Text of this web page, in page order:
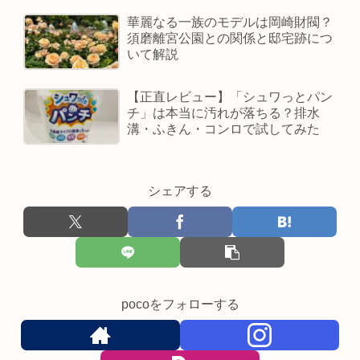
華麗なる一族のモデルは岡崎財閥？
須磨離宮公園との関係と邸宅跡につ
いて解説
【正直レビュー】「シュワっとパン
チ」は本当に汚れが落ちる？排水
溝・ふきん・コンロで試してみた
シェアする
pocoをフォローする